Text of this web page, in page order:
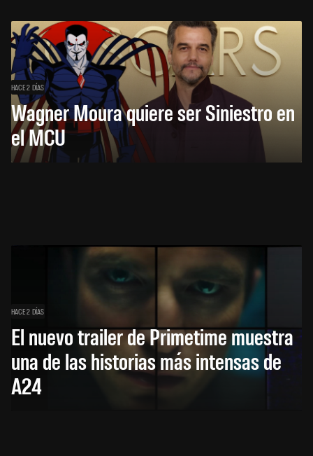
HACE 2 DÍAS
Wagner Moura quiere ser Siniestro en
el MCU
HACE 2 DÍAS
El nuevo trailer de Primetime muestra
una de las historias más intensas de
A24